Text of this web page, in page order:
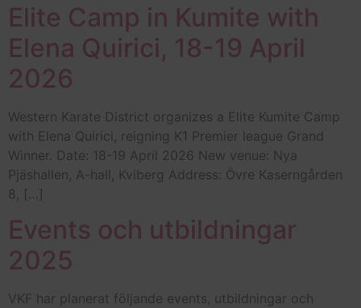
Elite Camp in Kumite with
Elena Quirici, 18-19 April
2026
Western Karate District organizes a Elite Kumite Camp
with Elena Quirici, reigning K1 Premier league Grand
Winner. Date: 18-19 April 2026 New venue: Nya
Pjäshallen, A-hall, Kviberg Address: Övre Kaserngården
8, […]
Events och utbildningar
2025
VKF har planerat följande events, utbildningar och